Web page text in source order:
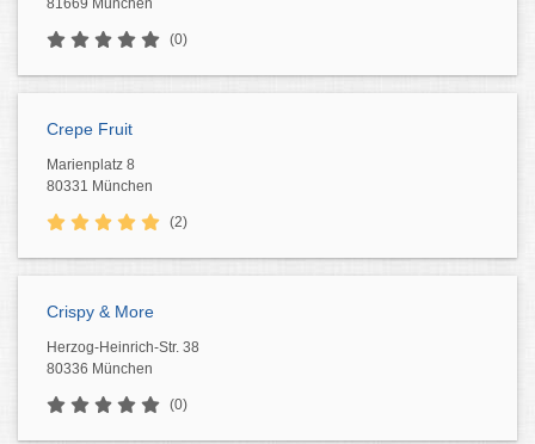
81669 München
(0)
Crepe Fruit
Marienplatz 8
80331 München
(2)
Crispy & More
Herzog-Heinrich-Str. 38
80336 München
(0)